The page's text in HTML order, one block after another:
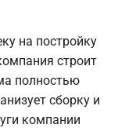
на постройку
строит
полностью
сборку и
компании